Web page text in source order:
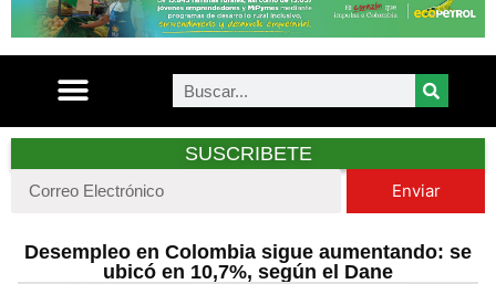
SUSCRIBETE
Enviar
Desempleo en Colombia sigue aumentando: se
ubicó en 10,7%, según el Dane